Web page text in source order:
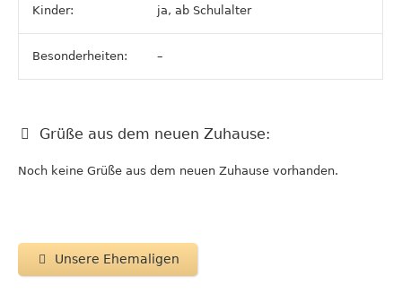
Kinder: ja, ab Schulalter
Besonderheiten: –
Grüße aus dem neuen Zuhause:
Noch keine Grüße aus dem neuen Zuhause vorhanden.
Unsere Ehemaligen